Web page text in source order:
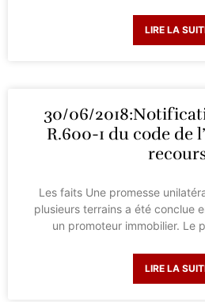
LIRE LA
30/06/
R.600-1 du code de
Les faits Une promesse
plusieurs terrains a été conclue
un promoteur immobilier. Le
LIRE LA